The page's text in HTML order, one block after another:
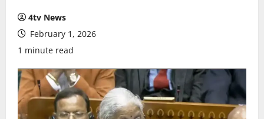
4tv News
February 1, 2026
1 minute read